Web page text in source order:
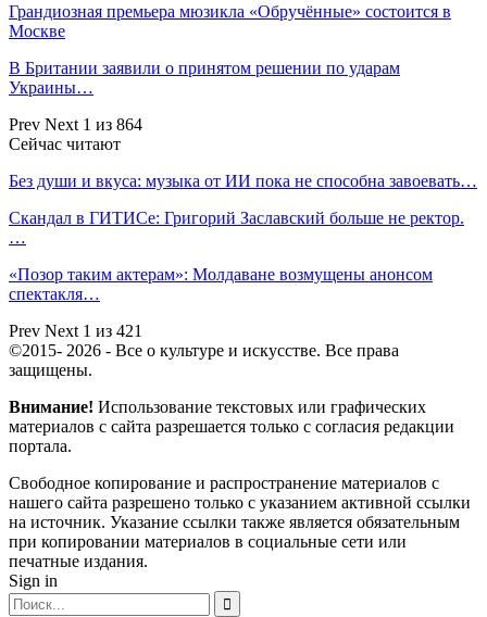
Грандиозная премьера мюзикла «Обручённые» состоится в
Москве
В Британии заявили о принятом решении по ударам
Украины…
Prev Next 1 из 864
Сейчас читают
Без души и вкуса: музыка от ИИ пока не способна завоевать…
Скандал в ГИТИСе: Григорий Заславский больше не ректор.
…
«Позор таким актерам»: Молдаване возмущены анонсом
спектакля…
Prev Next 1 из 421
©2015- 2026 - Все о культуре и искусстве. Все права
защищены.
Внимание! Использование текстовых или графических
материалов с сайта разрешается только c согласия редакции
портала.
Свободное копирование и распространение материалов с
нашего сайта разрешено только с указанием активной ссылки
на источник. Указание ссылки также является обязательным
при копировании материалов в социальные сети или
печатные издания.
Sign in